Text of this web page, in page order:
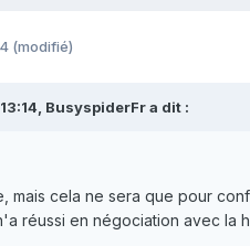
(modifié)
BusyspiderFra dit :
mais cela ne sera que pour
réussi en négociation avec la